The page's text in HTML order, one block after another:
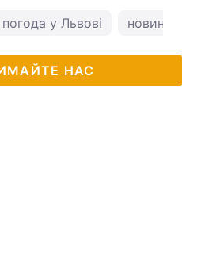
погода у Львові новини
НАС